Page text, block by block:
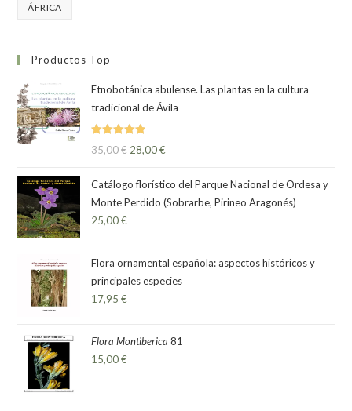
ÁFRICA
Productos Top
Etnobotánica abulense. Las plantas en la cultura
tradicional de Ávila
Valorado
35,00€ 28,00€
Catálogo florístico del Parque Nacional de Ordesa y
Monte Perdido (Sobrarbe, Pirineo Aragonés)
25,00€
Flora ornamental española: aspectos históricos y
principales especies
17,95€
Flora Montiberica 81
15,00€